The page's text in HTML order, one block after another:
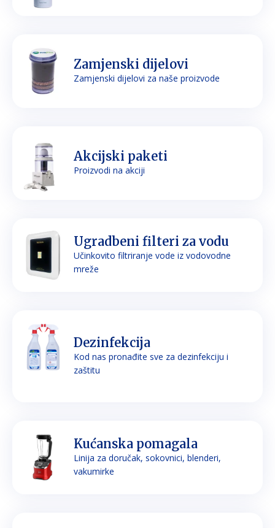
Zamjenski dijelovi
Zamjenski dijelovi za naše proizvode
Akcijski paketi
Proizvodi na akciji
Ugradbeni filteri za vodu
Učinkovito filtriranje vode iz vodovodne
mreže
Dezinfekcija
Kod nas pronađite sve za dezinfekciju i
zaštitu
Kućanska pomagala
Linija za doručak, sokovnici, blenderi,
vakumirke